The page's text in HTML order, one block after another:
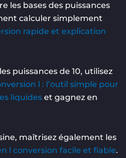
les bases des puissances
calculer simplement
rapide et explication
puissances de 10, utilisez
l : l’outil simple pour
liquides et gagnez en
maîtrisez également les
l conversion facile et fiable.